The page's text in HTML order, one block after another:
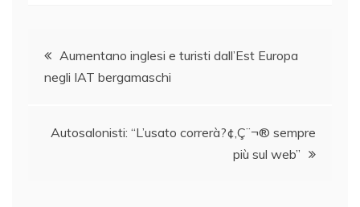
b
o
k
dI
n
A
p
vi
Navigazione
articoli
Aumentano inglesi e turisti dall’Est Europa
negli IAT bergamaschi
Autosalonisti: “L’usato correrà?¢‚Ç¨¬® sempre
più sul web”